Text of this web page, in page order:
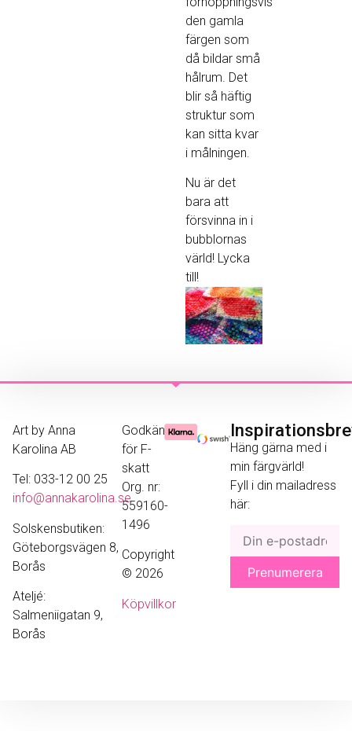
den gamla
färgen som
då bildar små
hålrum. Det
blir så häftig
struktur som
kan sitta kvar
i målningen.
Nu är det
bara att
försvinna in i
bubblornas
värld! Lycka
till!
Art by Anna
Karolina AB
Tel: 033-12 00 25
info@annakarolina.se
Solskensbutiken:
Göteborgsvägen 8,
Borås
Ateljé:
Salmeniigatan 9,
Borås
Godkänd
för F-
skatt
Org. nr:
559160-
1496
Copyright
© 2026
Köpvillkor
Häng gärna med i
min färgvärld!
Fyll i din mailadress
här: